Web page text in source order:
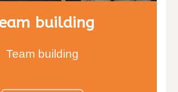
building
Team building